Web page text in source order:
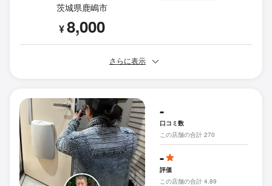
茨城県鹿嶋市
¥8,000
さらに表示
-
口コミ数
この店舗の合計 270
-
評価
この店舗の合計 4.89